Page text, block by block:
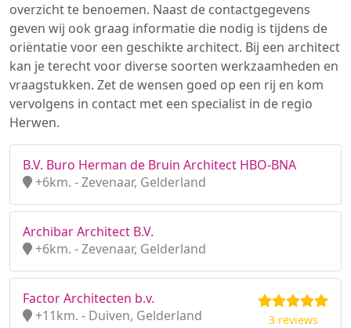
overzicht te benoemen. Naast de contactgegevens
geven wij ook graag informatie die nodig is tijdens de
oriëntatie voor een geschikte architect. Bij een architect
kan je terecht voor diverse soorten werkzaamheden en
vraagstukken. Zet de wensen goed op een rij en kom
vervolgens in contact met een specialist in de regio
Herwen.
B.V. Buro Herman de Bruin Architect HBO-BNA
+6km. - Zevenaar, Gelderland
Archibar Architect B.V.
+6km. - Zevenaar, Gelderland
Factor Architecten b.v.
+11km. - Duiven, Gelderland
3 reviews